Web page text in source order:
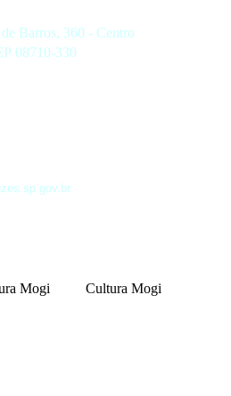
Barros, 360 - Centro
08710-330
Mogi Cultura Mogi